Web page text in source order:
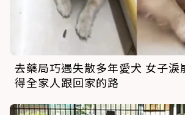
去藥局巧遇失散多年愛犬 女子淚
得全家人跟回家的路